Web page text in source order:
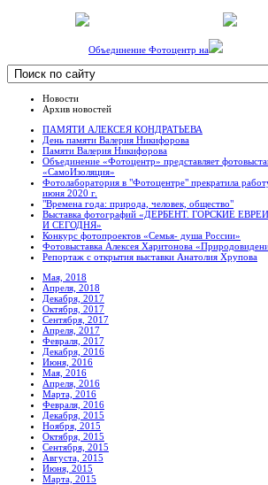
Объединение Фотоцентр на
Новости
Архив новостей
ПАМЯТИ АЛЕКСЕЯ КОНДРАТЬЕВА
День памяти Валерия Никифорова
Памяти Валерия Никифорова
Объединение «Фотоцентр» представляет
«СамоИзоляция»
Фотолаборатория в "Фотоцентре" прекратила
июня 2020 г.
"Времена года: природа, человек, общество"
Выставка фотографий «ДЕРБЕНТ. ГОРСКИЕ
И СЕГОДНЯ»
Конкурс фотопроектов «Семья- душа России»
Фотовыставка Алексея Харитонова
Репортаж с открытия выставки Анатолия Хрупова
Мая, 2018
Апреля, 2018
Декабря, 2017
Октября, 2017
Сентября, 2017
Апреля, 2017
Февраля, 2017
Декабря, 2016
Июня, 2016
Мая, 2016
Апреля, 2016
Марта, 2016
Февраля, 2016
Декабря, 2015
Ноября, 2015
Октября, 2015
Сентября, 2015
Августа, 2015
Июня, 2015
Марта, 2015